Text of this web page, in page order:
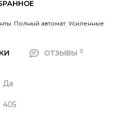
, Полный автомат, Усиленные
ОТЗЫВЫ 0
Да
405